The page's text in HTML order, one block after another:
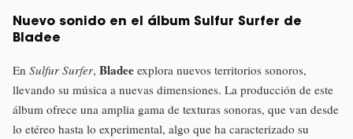
Nuevo sonido en el álbum Sulfur Surfer de
Bladee
En Sulfur Surfer, Bladee explora nuevos territorios sonoros,
llevando su música a nuevas dimensiones. La producción de este
álbum ofrece una amplia gama de texturas sonoras, que van desde
lo etéreo hasta lo experimental, algo que ha caracterizado su